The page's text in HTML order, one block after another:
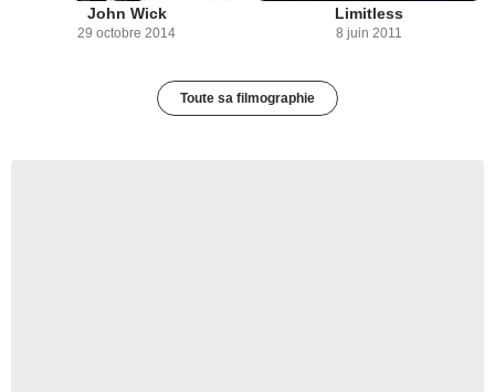
John Wick
29 octobre 2014
Limitless
8 juin 2011
Toute sa filmographie